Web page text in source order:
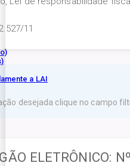
a LAI
11
desejada clique no campo
ELETRÔNICO: